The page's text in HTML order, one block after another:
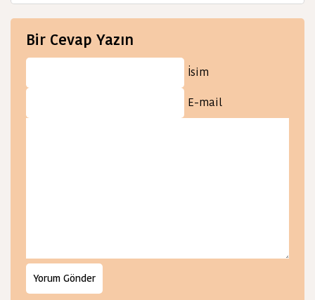
Bir Cevap Yazın
İsim
E-mail